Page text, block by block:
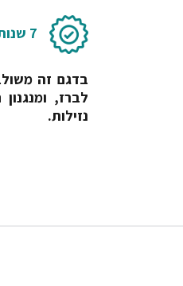
7 שנות אחריות
בדגם זה
לברז,
נזילות.